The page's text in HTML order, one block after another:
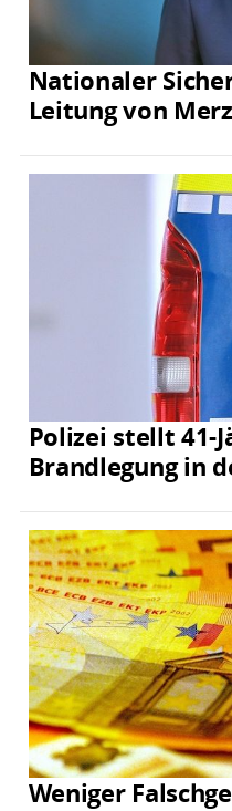
Nationaler
Leitung von Merz
Polizei stellt 41-
Brandlegung in
Weniger